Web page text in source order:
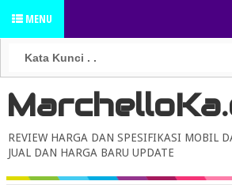
MENU
REVIEW HARGA DAN SPESIFIKASI MOBIL
JUAL DAN HARGA BARU UPDATE